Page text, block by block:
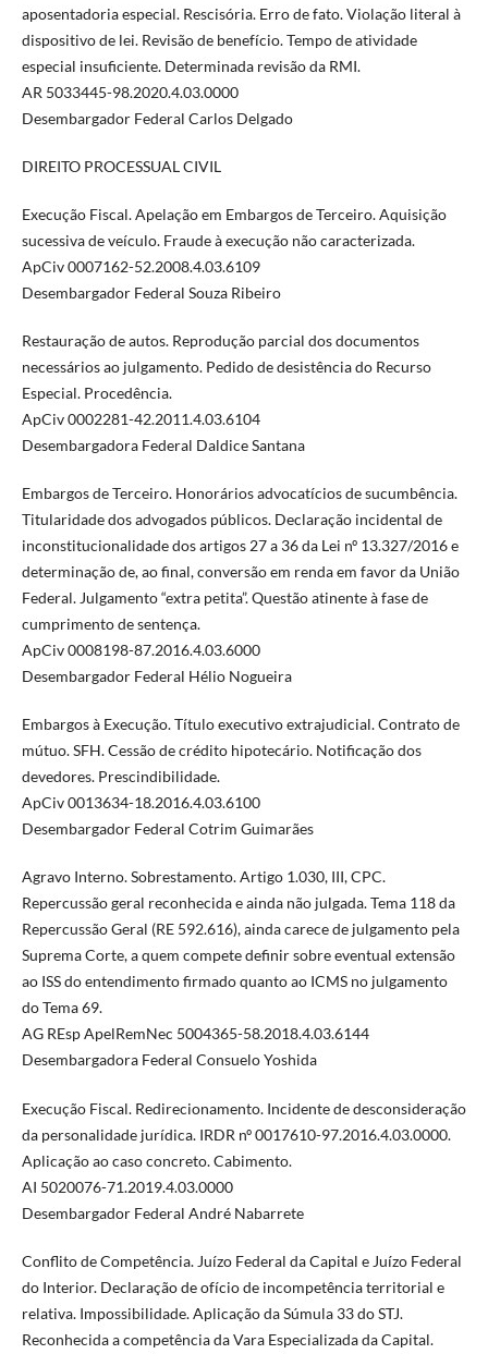
aposentadoria especial. Rescisória. Erro de fato. Violação literal à
dispositivo de lei. Revisão de benefício. Tempo de atividade
especial insuficiente. Determinada revisão da RMI.
AR 5033445-98.2020.4.03.0000
Desembargador Federal Carlos Delgado
DIREITO PROCESSUAL CIVIL
Execução Fiscal. Apelação em Embargos de Terceiro. Aquisição
sucessiva de veículo. Fraude à execução não caracterizada.
ApCiv 0007162-52.2008.4.03.6109
Desembargador Federal Souza Ribeiro
Restauração de autos. Reprodução parcial dos documentos
necessários ao julgamento. Pedido de desistência do Recurso
Especial. Procedência.
ApCiv 0002281-42.2011.4.03.6104
Desembargadora Federal Daldice Santana
Embargos de Terceiro. Honorários advocatícios de sucumbência.
Titularidade dos advogados públicos. Declaração incidental de
inconstitucionalidade dos artigos 27 a 36 da Lei nº 13.327/2016 e
determinação de, ao final, conversão em renda em favor da União
Federal. Julgamento “extra petita”. Questão atinente à fase de
cumprimento de sentença.
ApCiv 0008198-87.2016.4.03.6000
Desembargador Federal Hélio Nogueira
Embargos à Execução. Título executivo extrajudicial. Contrato de
mútuo. SFH. Cessão de crédito hipotecário. Notificação dos
devedores. Prescindibilidade.
ApCiv 0013634-18.2016.4.03.6100
Desembargador Federal Cotrim Guimarães
Agravo Interno. Sobrestamento. Artigo 1.030, III, CPC.
Repercussão geral reconhecida e ainda não julgada. Tema 118 da
Repercussão Geral (RE 592.616), ainda carece de julgamento pela
Suprema Corte, a quem compete definir sobre eventual extensão
ao ISS do entendimento firmado quanto ao ICMS no julgamento
do Tema 69.
AG REsp ApelRemNec 5004365-58.2018.4.03.6144
Desembargadora Federal Consuelo Yoshida
Execução Fiscal. Redirecionamento. Incidente de desconsideração
da personalidade jurídica. IRDR nº 0017610-97.2016.4.03.0000.
Aplicação ao caso concreto. Cabimento.
AI 5020076-71.2019.4.03.0000
Desembargador Federal André Nabarrete
Conflito de Competência. Juízo Federal da Capital e Juízo Federal
do Interior. Declaração de ofício de incompetência territorial e
relativa. Impossibilidade. Aplicação da Súmula 33 do STJ.
Reconhecida a competência da Vara Especializada da Capital.